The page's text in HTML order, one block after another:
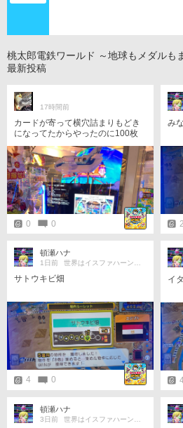
桃太郎電鉄ワールド ～地球もメダルも
最新投稿
17時間前
カードが寄って横穴詰まりもどき
になってたからやったのに100枚
くらい増えたとこでエラー😑 おも
んね
0 0
み
2
頓瀬ハナ
1日前 世界はイスファハーンの倍
サトウキビ畑
4 0
イ
4
頓瀬ハナ
3日前 世界はイスファハーンの倍